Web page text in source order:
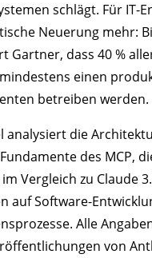
schlägt. Für IT-
Neuerung mehr:
Gartner, dass 40 %
einen
betreiben werden.
analysiert die
des MCP,
Vergleich zu Claude
auf Software-
Alle
von